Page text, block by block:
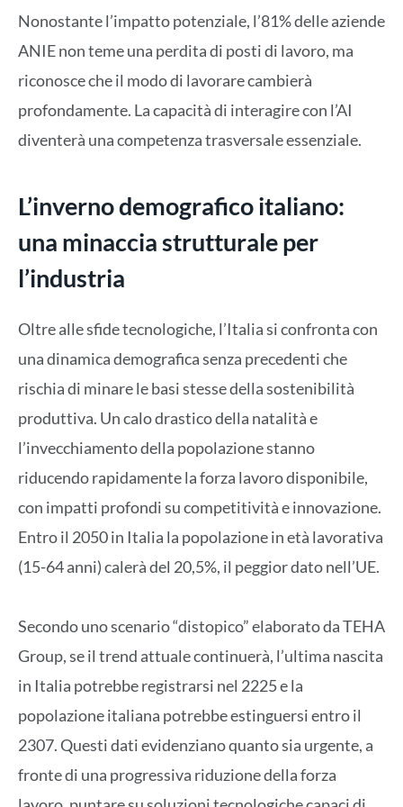
Nonostante l’impatto potenziale, l’81% delle aziende
ANIE non teme una perdita di posti di lavoro, ma
riconosce che il modo di lavorare cambierà
profondamente. La capacità di interagire con l’AI
diventerà una competenza trasversale essenziale.
L’inverno demografico italiano:
una minaccia strutturale per
l’industria
Oltre alle sfide tecnologiche, l’Italia si confronta con
una dinamica demografica senza precedenti che
rischia di minare le basi stesse della sostenibilità
produttiva. Un calo drastico della natalità e
l’invecchiamento della popolazione stanno
riducendo rapidamente la forza lavoro disponibile,
con impatti profondi su competitività e innovazione.
Entro il 2050 in Italia la popolazione in età lavorativa
(15-64 anni) calerà del 20,5%, il peggior dato nell’UE.
Secondo uno scenario “distopico” elaborato da TEHA
Group, se il trend attuale continuerà, l’ultima nascita
in Italia potrebbe registrarsi nel 2225 e la
popolazione italiana potrebbe estinguersi entro il
2307. Questi dati evidenziano quanto sia urgente, a
fronte di una progressiva riduzione della forza